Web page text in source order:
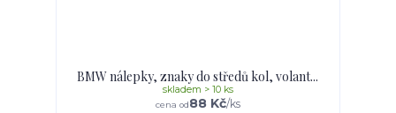
BMW nálepky, znaky do středů kol, volant...
cena od88 Kč/ks
skladem > 10 ks